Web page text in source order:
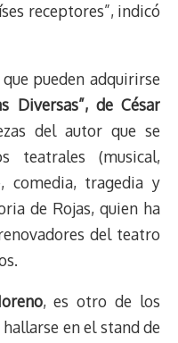
receptores”, indicó
pueden adquirirse
Diversas”, de César
del autor que se
teatrales (musical,
comedia, tragedia y
de Rojas, quien ha
del teatro
, es otro de los
en el stand de